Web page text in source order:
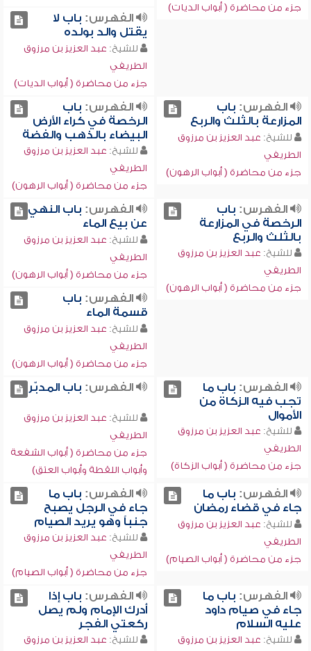
جزء من محاضرة ( أبواب الديات)
الفهرس: باب لا
يقتل والد بولده
للشيخ: عبد العزيز بن مرزوق
الطريفي
جزء من محاضرة ( أبواب الديات)
الفهرس: باب
المزارعة بالثلث والربع
للشيخ: عبد العزيز بن مرزوق
الطريفي
جزء من محاضرة ( أبواب الرهون)
الفهرس: باب
الرخصة في كراء الأرض
البيضاء بالذهب والفضة
للشيخ: عبد العزيز بن مرزوق
الطريفي
جزء من محاضرة ( أبواب الرهون)
الفهرس: باب
الرخصة في المزارعة
بالثلث والربع
للشيخ: عبد العزيز بن مرزوق
الطريفي
جزء من محاضرة ( أبواب الرهون)
الفهرس: باب النهي
عن بيع الماء
للشيخ: عبد العزيز بن مرزوق
الطريفي
جزء من محاضرة ( أبواب الرهون)
الفهرس: باب
قسمة الماء
للشيخ: عبد العزيز بن مرزوق
الطريفي
جزء من محاضرة ( أبواب الرهون)
الفهرس: باب ما
تجب فيه الزكاة من
الأموال
للشيخ: عبد العزيز بن مرزوق
الطريفي
جزء من محاضرة ( أبواب الزكاة)
الفهرس: باب المدبّر
للشيخ: عبد العزيز بن مرزوق
الطريفي
جزء من محاضرة ( أبواب الشفعة
وأبواب اللقطة وأبواب العتق)
الفهرس: باب ما
جاء في قضاء رمضان
للشيخ: عبد العزيز بن مرزوق
الطريفي
جزء من محاضرة ( أبواب الصيام)
الفهرس: باب ما
جاء في الرجل يصبح
جنباً وهو يريد الصيام
للشيخ: عبد العزيز بن مرزوق
الطريفي
جزء من محاضرة ( أبواب الصيام)
الفهرس: باب ما
جاء في صيام داود
عليه السلام
للشيخ: عبد العزيز بن مرزوق
الفهرس: باب إذا
أدرك الإمام ولم يصل
ركعتي الفجر
للشيخ: عبد العزيز بن مرزوق